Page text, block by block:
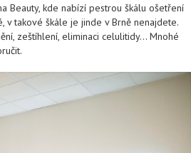
Beauty, kde nabízí pestrou škálu ošetření
v takové škále je jinde v Brně nenajdete.
zeštíhlení, eliminaci celulitidy… Mnohé